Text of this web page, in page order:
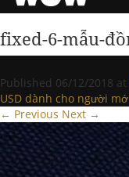
fixed-6-mẫu-
Published 06/12/2018 at
USD dành cho người
← Previous Next →